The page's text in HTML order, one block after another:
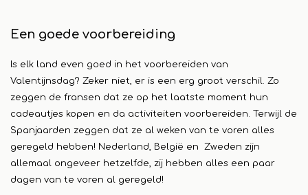
Een goede voorbereiding
Is elk land even goed in het voorbereiden van
Valentijnsdag? Zeker niet, er is een erg groot verschil. Zo
zeggen de fransen dat ze op het laatste moment hun
cadeautjes kopen en da activiteiten voorbereiden. Terwijl de
Spanjaarden zeggen dat ze al weken van te voren alles
geregeld hebben! Nederland, België en Zweden zijn
allemaal ongeveer hetzelfde, zij hebben alles een paar
dagen van te voren al geregeld!